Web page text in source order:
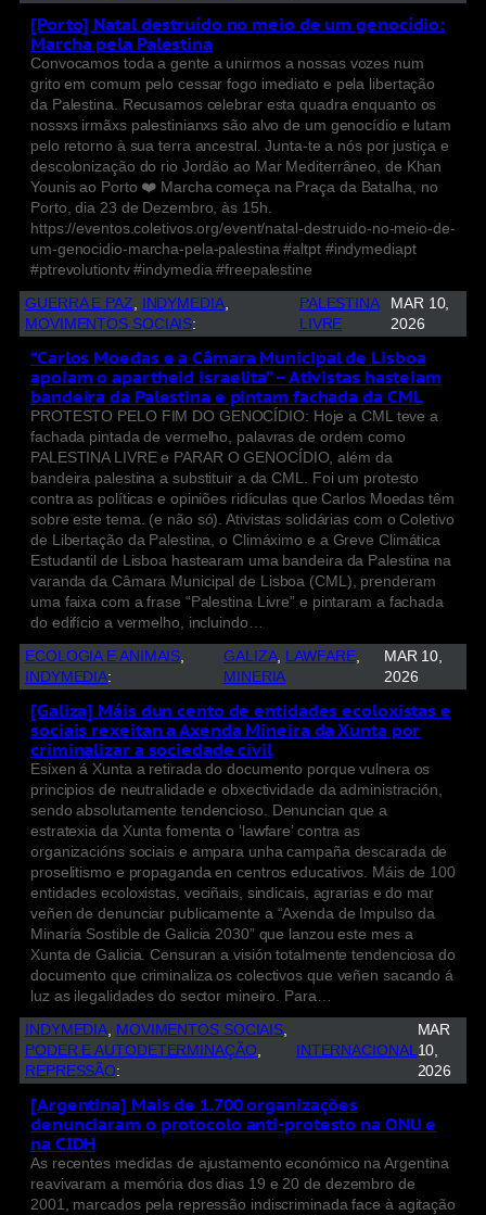
[Porto] Natal destruído no meio de um genocídio:
Marcha pela Palestina
Convocamos toda a gente a unirmos a nossas vozes num
grito em comum pelo cessar fogo imediato e pela libertação
da Palestina. Recusamos celebrar esta quadra enquanto os
nossxs irmãxs palestinianxs são alvo de um genocídio e lutam
pelo retorno à sua terra ancestral. Junta-te a nós por justiça e
descolonização do rio Jordão ao Mar Mediterrâneo, de Khan
Younis ao Porto ❤️ Marcha começa na Praça da Batalha, no
Porto, dia 23 de Dezembro, às 15h.
https://eventos.coletivos.org/event/natal-destruido-no-meio-de-
um-genocidio-marcha-pela-palestina #altpt #indymediapt
#ptrevolutiontv #indymedia #freepalestine
GUERRA E PAZ, INDYMEDIA
MOVIMENTOS SOCIAIS:
PALESTINA
LIVRE
MAR 10,
2026
“Carlos Moedas e a Câmara Municipal de Lisboa
apoiam o apartheid israelita” – Ativistas hasteiam
bandeira da Palestina e pintam fachada da CML
PROTESTO PELO FIM DO GENOCÍDIO: Hoje a CML teve a
fachada pintada de vermelho, palavras de ordem como
PALESTINA LIVRE e PARAR O GENOCÍDIO, além da
bandeira palestina a substituir a da CML. Foi um protesto
contra as políticas e opiniões ridículas que Carlos Moedas têm
sobre este tema. (e não só). Ativistas solidárias com o Coletivo
de Libertação da Palestina, o Climáximo e a Greve Climática
Estudantil de Lisboa hastearam uma bandeira da Palestina na
varanda da Câmara Municipal de Lisboa (CML), prenderam
uma faixa com a frase “Palestina Livre” e pintaram a fachada
do edifício a vermelho, incluindo…
ECOLOGIA E ANIMAIS
INDYMEDIA:
GALIZA, LAWFARE
MINERIA
MAR 10,
2026
[Galiza] Máis dun cento de entidades ecoloxistas e
sociais rexeitan a Axenda Mineira da Xunta por
criminalizar a sociedade civil
Esixen á Xunta a retirada do documento porque vulnera os
principios de neutralidade e obxectividade da administración,
sendo absolutamente tendencioso. Denuncian que a
estratexia da Xunta fomenta o ‘lawfare’ contra as
organizacións sociais e ampara unha campaña descarada de
proselitismo e propaganda en centros educativos. Máis de 100
entidades ecoloxistas, veciñais, sindicais, agrarias e do mar
veñen de denunciar publicamente a “Axenda de Impulso da
Minaría Sostible de Galicia 2030” que lanzou este mes a
Xunta de Galicia. Censuran a visión totalmente tendenciosa do
documento que criminaliza os colectivos que veñen sacando á
luz as ilegalidades do sector mineiro. Para…
INDYMEDIA, MOVIMENTOS SOCIAIS
PODER E AUTODETERMINAÇÃO
REPRESSÃO:
INTERNACIONAL
MAR
10,
2026
[Argentina] Mais de 1.700 organizações
denunciaram o protocolo anti-protesto na ONU e
na CIDH
As recentes medidas de ajustamento económico na Argentina
reavivaram a memória dos dias 19 e 20 de dezembro de
2001, marcados pela repressão indiscriminada face à agitação